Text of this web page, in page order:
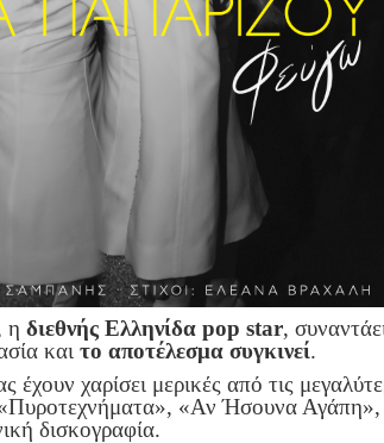
η διεθνής Ελληνίδα pop star,
και το αποτέλεσμα συγκινεί.
έχουν χαρίσει μερικές από τις
«Αν Ήσουνα
δισκογραφία.